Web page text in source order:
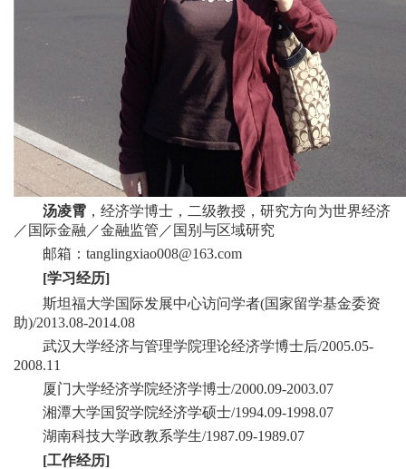
汤凌霄 ，经济学博士，二级教授，研究方向为世界经济
／国际金融／金融监管／国别与区域研究
邮箱： tanglingxiao008@163.com
[学习经历]
斯坦福大学国际发展中心访问学者(国家留学基金委资
助)/2013.08-2014.08
武汉大学经济与管理学院理论经济学博士后/2005.05-
2008.11
厦门大学经济学院经济学博士/2000.09-2003.07
湘潭大学国贸学院经济学硕士/1994.09-1998.07
湖南科技大学政教系学生/1987.09-1989.07
[工作经历]